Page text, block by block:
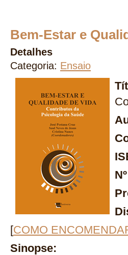
Bem-Estar e
Detalhes
Categoria: Ensaio
[COMO
Sinopse: